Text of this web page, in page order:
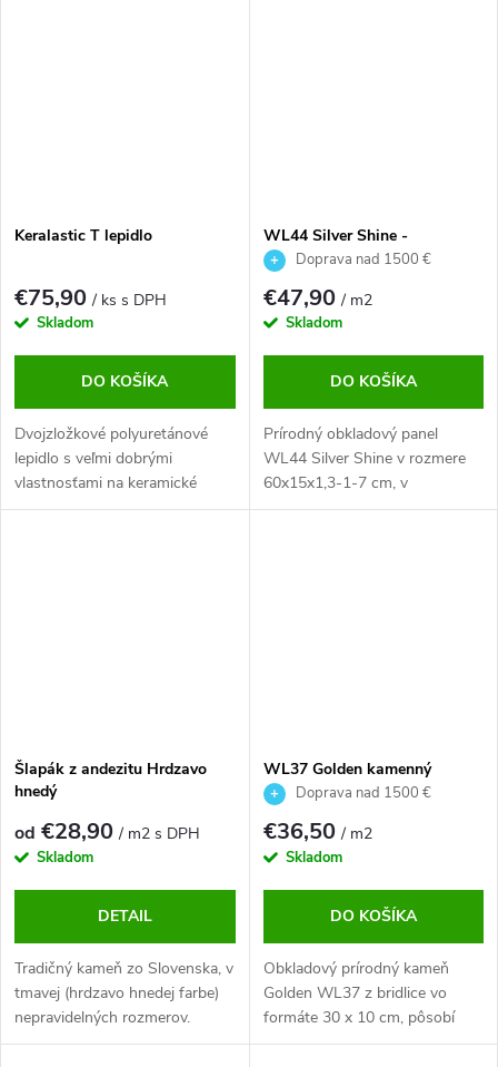
Keralastic T lepidlo
€75,90/ ks s DPH
Skladom
DO KOŠÍKA
Dvojzložkové polyuretánové
lepidlo s veľmi dobrými
vlastnosťami na keramické
obkladové prvky a kamenné
WL44 Silver Shine -
remienkový kamenný obklad
Doprava nad 1500 €
ZDARMA
€47,90/ m2
Skladom
DO KOŠÍKA
Prírodný obkladový panel
WL44 Silver Shine v rozmere
60x15x1,3-1-7 cm, v
striebornej až bledo-zelenej
Šlapák z andezitu Hrdzavo
hnedý
od €28,90/ m2 s DPH
Skladom
DETAIL
Tradičný kameň zo Slovenska, v
tmavej (hrdzavo hnedej farbe)
nepravidelných rozmerov.
Ponúkame andezitové šlapáky v
WL37 Golden kamenný
obkladDoprava nad 1500 €
ZDARMA
€36,50/ m2
Skladom
DO KOŠÍKA
Obkladový prírodný kameň
Golden WL37 z bridlice vo
formáte 30 x 10 cm, pôsobí
veľmi impozantne a jedinečne.